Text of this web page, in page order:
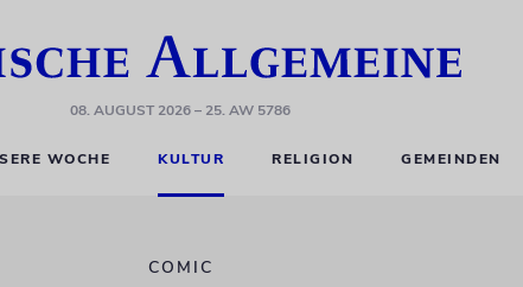
08. AUGUST 2026– 25. AW 5786
WOCHE KULTUR RELIGION GEMEINDEN
COMIC